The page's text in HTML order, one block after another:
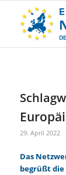
29. April 2022
Das
begrüßt